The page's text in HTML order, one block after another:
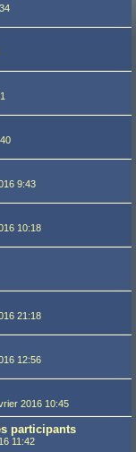
9:43
10:18
21:18
12:56
2016 10:45
participants
11:42